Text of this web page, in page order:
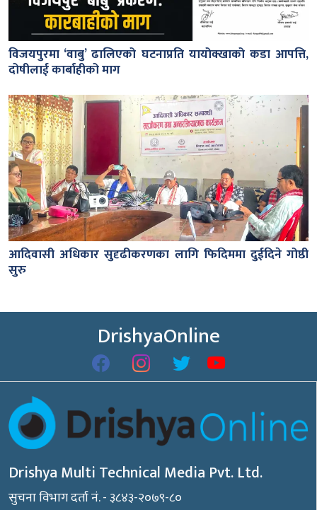
विजयपुरमा ‘वाबु’ ढालिएको घटनाप्रति यायोक्खाको कडा आपत्ति,
दोषीलाई कार्बाहीको माग
आदिवासी अधिकार सुदृढीकरणका लागि फिदिममा दुईदिने गोष्ठी
सुरु
DrishyaOnline
Drishya Multi Technical Media Pvt. Ltd.
सुचना विभाग दर्ता नं. - ३८४३-२०७९-८०